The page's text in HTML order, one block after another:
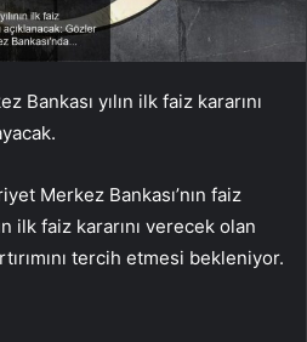
Bankası yılın ilk faiz kararını
Merkez Bankası’nın faiz
ilk faiz kararını verecek olan
tercih etmesi bekleniyor.